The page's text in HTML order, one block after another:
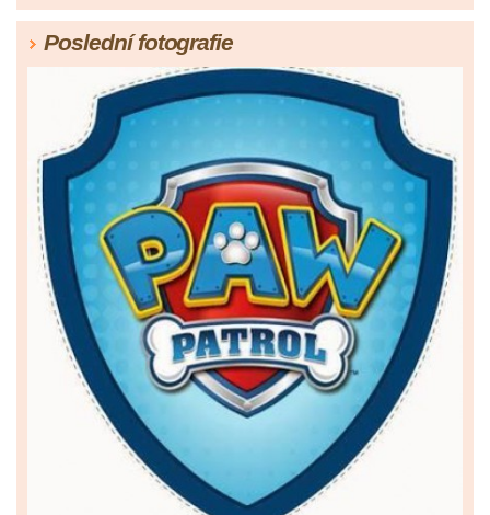
Poslední fotografie